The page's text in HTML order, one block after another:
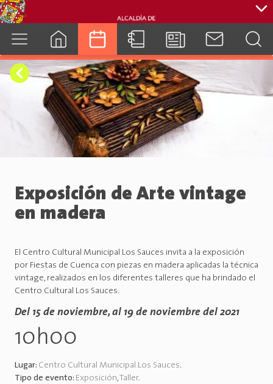
cuenca.gob.ec
Exposición de Arte vintage
en madera
El Centro Cultural Municipal Los Sauces invita a la exposición
por Fiestas de Cuenca con piezas en madera aplicadas la técnica
vintage, realizados en los diferentes talleres que ha brindado el
Centro Cultural Los Sauces.
Del 15 de noviembre, al 19 de noviembre del 2021
10h00
Lugar: Centro Cultural Municipal Los Sauces.
Tipo de evento: Exposición,Taller.